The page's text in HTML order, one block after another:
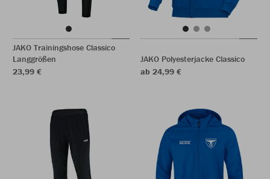
JAKO Trainingshose Classico
Langgrößen
23,99 €
JAKO Polyesterjacke Classico
ab 24,99 €